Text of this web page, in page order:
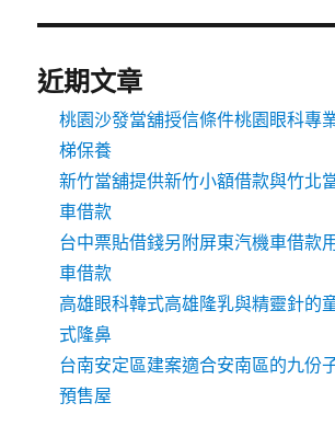
近期文章
桃園沙發當舖授信條件桃園眼科專
梯保養
新竹當舖提供新竹小額借款與竹北
車借款
台中票貼借錢另附屏東汽機車借款
車借款
高雄眼科韓式高雄隆乳與精靈針的
式隆鼻
台南安定區建案適合安南區的九份
預售屋